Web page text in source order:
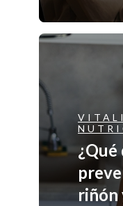
¿Qué
riñón